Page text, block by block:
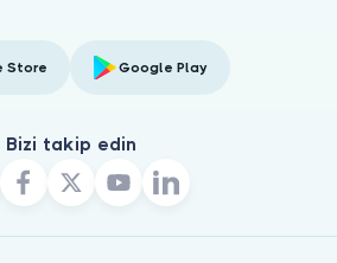
Store Google Play
Bizi takip edin